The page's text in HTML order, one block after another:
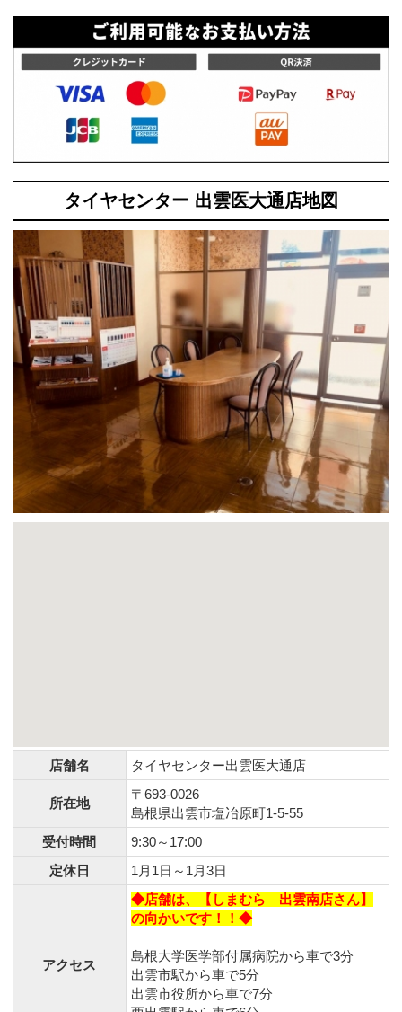
タイヤセンター 出雲医大通店地図
店舗名 タイヤセンター出雲医大通店
所在地
〒693-0026
島根県出雲市塩冶原町1-5-55
受付時間
9:30～17:00
定休日
1月1日～1月3日
アクセス
◆店舗は、【しまむら 出雲南店さん】
の向かいです！！◆
島根大学医学部付属病院から車で3分
出雲市駅から車で5分
出雲市役所から車で7分